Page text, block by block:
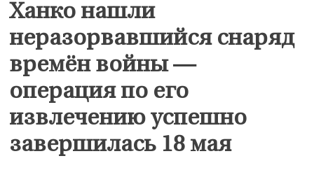
Контактная информация
Ханко нашли
неразорвавшийся снаряд
времён войны —
операция по его
извлечению успешно
завершилась 18 мая